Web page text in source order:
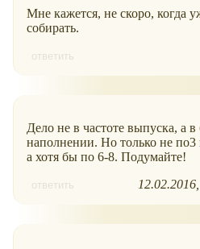
Мне кажется, не скоро, когда
собирать.
ответить
Дело не в частоте выпуска, а
наполнении. Но только не по3
а хотя бы по 6-8. Подумайте!
ответить 12.02.2016